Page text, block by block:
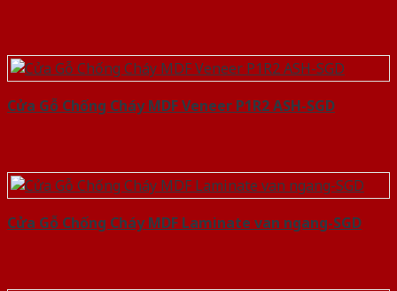
Cửa Gỗ Chống Cháy MDF Veneer P1R2 ASH-SGD
Cửa Gỗ Chống Cháy MDF Laminate van ngang-SGD